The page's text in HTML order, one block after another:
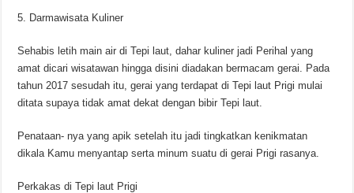
5. Darmawisata Kuliner
Sehabis letih main air di Tepi laut, dahar kuliner jadi Perihal yang
amat dicari wisatawan hingga disini diadakan bermacam gerai. Pada
tahun 2017 sesudah itu, gerai yang terdapat di Tepi laut Prigi mulai
ditata supaya tidak amat dekat dengan bibir Tepi laut.
Penataan- nya yang apik setelah itu jadi tingkatkan kenikmatan
dikala Kamu menyantap serta minum suatu di gerai Prigi rasanya.
Perkakas di Tepi laut Prigi